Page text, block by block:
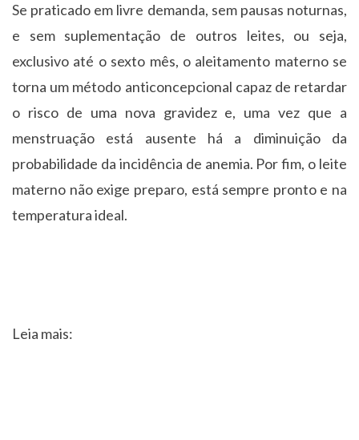
Se praticado em livre demanda, sem pausas noturnas,
e sem suplementação de outros leites, ou seja,
exclusivo até o sexto mês, o aleitamento materno se
torna um método anticoncepcional capaz de retardar
o risco de uma nova gravidez e, uma vez que a
menstruação está ausente há a diminuição da
probabilidade da incidência de anemia. Por fim, o leite
materno não exige preparo, está sempre pronto e na
temperatura ideal.
Leia mais: